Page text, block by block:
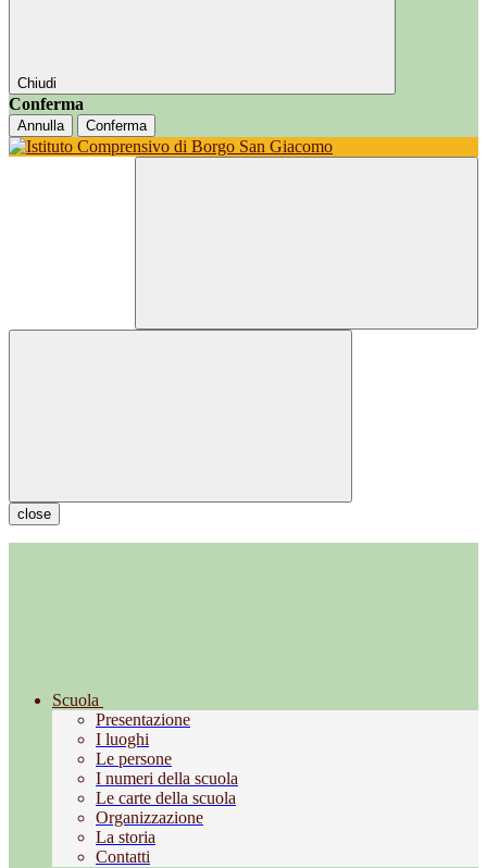
Chiudi
Conferma
Annulla Conferma
close
Scuola
Presentazione
I luoghi
Le persone
I numeri della scuola
Le carte della scuola
Organizzazione
La storia
Contatti